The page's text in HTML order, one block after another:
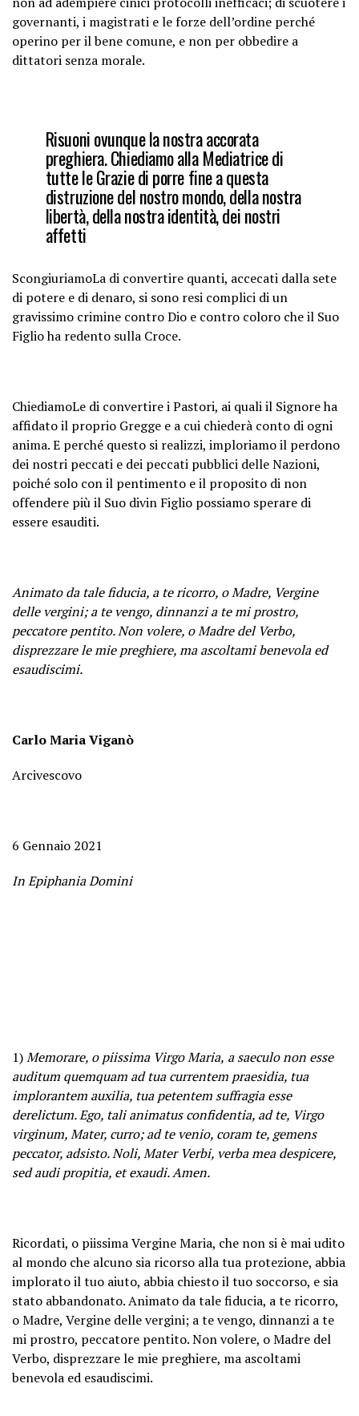
governanti, i magistrati e le forze dell’ordine perché
operino per il bene comune, e non per obbedire a
dittatori senza morale.
Risuoni ovunque la nostra accorata
preghiera. Chiediamo alla Mediatrice di
tutte le Grazie di porre fine a questa
distruzione del nostro mondo, della nostra
libertà, della nostra identità, dei nostri
affetti
ScongiuriamoLa di convertire quanti, accecati dalla sete
di potere e di denaro, si sono resi complici di un
gravissimo crimine contro Dio e contro coloro che il Suo
Figlio ha redento sulla Croce.
ChiediamoLe di convertire i Pastori, ai quali il Signore ha
affidato il proprio Gregge e a cui chiederà conto di ogni
anima. E perché questo si realizzi, imploriamo il perdono
dei nostri peccati e dei peccati pubblici delle Nazioni,
poiché solo con il pentimento e il proposito di non
offendere più il Suo divin Figlio possiamo sperare di
essere esauditi.
Animato da tale fiducia, a te ricorro, o Madre, Vergine
delle vergini; a te vengo, dinnanzi a te mi prostro,
peccatore pentito. Non volere, o Madre del Verbo,
disprezzare le mie preghiere, ma ascoltami benevola ed
esaudiscimi.
Carlo Maria Viganò
Arcivescovo
6 Gennaio 2021
In Epiphania Domini
1)Memorare, o piissima Virgo Maria, a saeculo non esse
auditum quemquam ad tua currentem praesidia, tua
implorantem auxilia, tua petentem suffragia esse
derelictum. Ego, tali animatus confidentia, ad te, Virgo
virginum, Mater, curro; ad te venio, coram te, gemens
peccator, adsisto. Noli, Mater Verbi, verba mea despicere,
sed audi propitia, et exaudi. Amen.
Ricordati, o piissima Vergine Maria, che non si è mai udito
al mondo che alcuno sia ricorso alla tua protezione, abbia
implorato il tuo aiuto, abbia chiesto il tuo soccorso, e sia
stato abbandonato. Animato da tale fiducia, a te ricorro,
o Madre, Vergine delle vergini; a te vengo, dinnanzi a te
mi prostro, peccatore pentito. Non volere, o Madre del
Verbo, disprezzare le mie preghiere, ma ascoltami
benevola ed esaudiscimi.